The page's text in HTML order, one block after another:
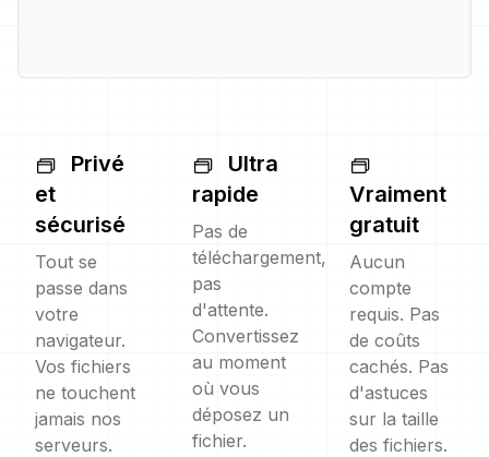
Privé
et
sécurisé
Tout se
passe dans
votre
navigateur.
Vos fichiers
ne touchent
jamais nos
serveurs.
Ultra
rapide
Pas de
téléchargement,
pas
d'attente.
Convertissez
au moment
où vous
déposez un
fichier.
Vraiment
gratuit
Aucun
compte
requis. Pas
de coûts
cachés. Pas
d'astuces
sur la taille
des fichiers.